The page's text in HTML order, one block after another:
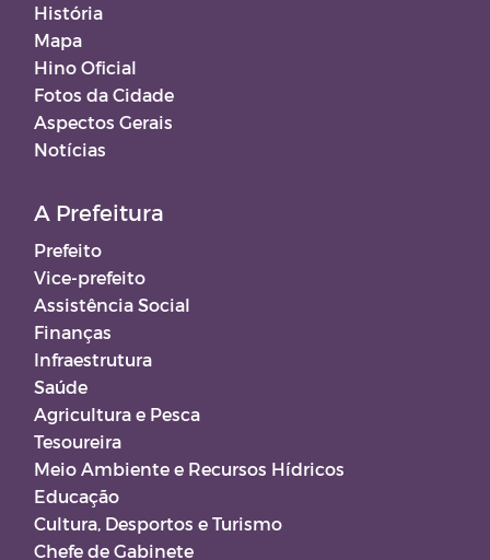
História
Mapa
Hino Oficial
Fotos da Cidade
Aspectos Gerais
Notícias
A Prefeitura
Prefeito
Vice-prefeito
Assistência Social
Finanças
Infraestrutura
Saúde
Agricultura e Pesca
Tesoureira
Meio Ambiente e Recursos Hídricos
Educação
Cultura, Desportos e Turismo
Chefe de Gabinete